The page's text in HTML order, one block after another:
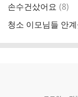
손수건샀어요 댓
(8)
청소 이모님들 안